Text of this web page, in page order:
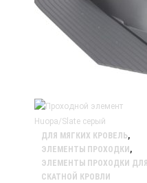
ДЛЯ МЯГКИХ КРОВЕЛЬ,
ЭЛЕМЕНТЫ ПРОХОДКИ ,
ЭЛЕМЕНТЫ ПРОХОДКИ ДЛЯ
СКАТНОЙ КРОВЛИ